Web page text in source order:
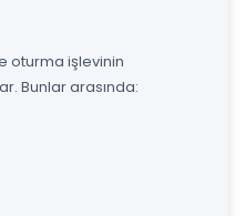
oturma işlevinin
Bunlar arasında: